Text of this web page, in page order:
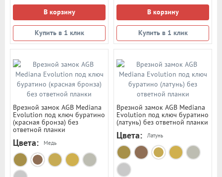
TIXX
Zambrotto
Барановичи
Герион Эталон
Запорожье (Моторсич)
Зенит
Класс (Class)
КЭМЗ
Могилев
Просам (Border)
Птимаш
Россия
Симеко (БИФ)
В корзину
Купить в 1 клик
В корзину
Купить в 1 клик
Врезной замок AGB Mediana
Evolution под ключ буратино
(красная бронза) без
ответной планки
Цвета: Медь
Врезной замок AGB Mediana
Evolution под ключ буратино
(латунь) без ответной планки
Цвета: Латунь